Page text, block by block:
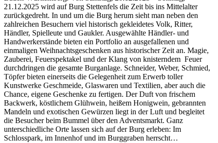
21.12.2025 wird auf Burg Stettenfels die Zeit bis ins Mittelalter
zurückgedreht. In und um die Burg herum sieht man neben den
zahlreichen Besuchern viel historisch gekleidetes Volk, Ritter,
Händler, Spielleute und Gaukler. Ausgewählte Händler- und
Handwerkerstände bieten ein Portfolio an ausgefallenen und
einmaligen Weihnachtsgeschenken aus historischer Zeit an. Magie,
Zauberei, Feuerspektakel und der Klang von knisterndem Feuer
durchdringen die gesamte Burganlage. Schneider, Weber, Schmied,
Töpfer bieten einerseits die Gelegenheit zum Erwerb toller
Kunstwerke Geschmeide, Glaswaren und Textilien, aber auch die
Chance, eigene Geschenke zu fertigen. Der Duft von frischem
Backwerk, köstlichem Glühwein, heißem Honigwein, gebrannten
Mandeln und exotischen Gewürzen liegt in der Luft und begleitet
die Besucher beim Bummel über den Adventsmarkt. Ganz
unterschiedliche Orte lassen sich auf der Burg erleben: Im
Schlosspark, im Innenhof und im Burggraben herrscht…